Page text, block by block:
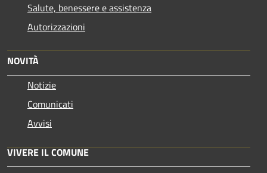
Salute, benessere e assistenza
Autorizzazioni
NOVITÀ
Notizie
Comunicati
Avvisi
VIVERE IL COMUNE